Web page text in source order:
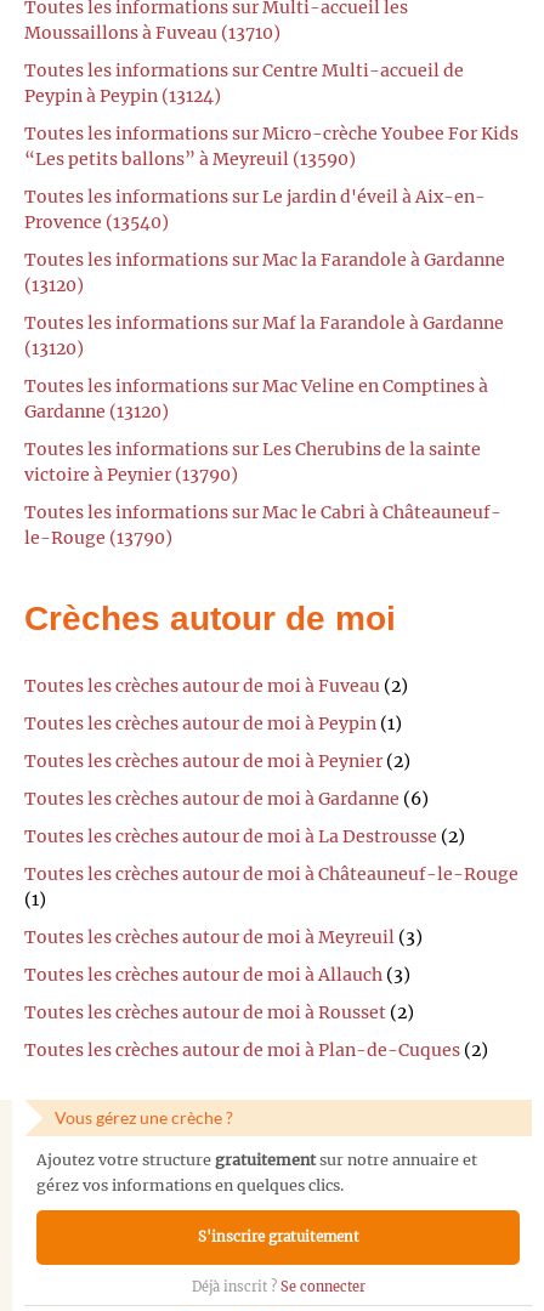
Toutes les informations sur Multi-accueil les
Moussaillons à Fuveau (13710)
Toutes les informations sur Centre Multi-accueil de
Peypin à Peypin (13124)
Toutes les informations sur Micro-crèche Youbee For Kids
“Les petits ballons” à Meyreuil (13590)
Toutes les informations sur Le jardin d'éveil à Aix-en-
Provence (13540)
Toutes les informations sur Mac la Farandole à Gardanne
(13120)
Toutes les informations sur Maf la Farandole à Gardanne
(13120)
Toutes les informations sur Mac Veline en Comptines à
Gardanne (13120)
Toutes les informations sur Les Cherubins de la sainte
victoire à Peynier (13790)
Toutes les informations sur Mac le Cabri à Châteauneuf-
le-Rouge (13790)
Crèches autour de moi
Toutes les crèches autour de moi à Fuveau (2)
Toutes les crèches autour de moi à Peypin (1)
Toutes les crèches autour de moi à Peynier (2)
Toutes les crèches autour de moi à Gardanne (6)
Toutes les crèches autour de moi à La Destrousse (2)
Toutes les crèches autour de moi à Châteauneuf-le-Rouge
(1)
Toutes les crèches autour de moi à Meyreuil (3)
Toutes les crèches autour de moi à Allauch (3)
Toutes les crèches autour de moi à Rousset (2)
Toutes les crèches autour de moi à Plan-de-Cuques (2)
Vous gérez une crèche ?
Ajoutez votre structure gratuitementsur notre annuaire et
gérez vos informations en quelques clics.
S'inscrire gratuitement
Déjà inscrit ? Se connecter